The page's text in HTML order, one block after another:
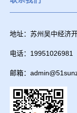
地址：苏州吴中经济
电话：19951026981
邮箱：